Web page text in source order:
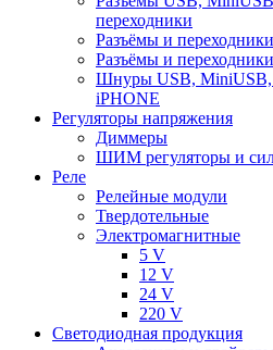
переходники
Разъёмы и
Разъёмы и
Шнуры USB, MiniUSB,
iPHONE
Регуляторы напряжения
Диммеры
ШИМ регуляторы и
Реле
Релейные модули
Твердотельные
Электромагнитные
5 V
12 V
24 V
220 V
Светодиодная продукция